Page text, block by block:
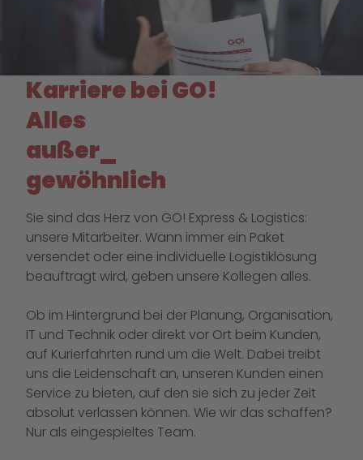
Karriere bei GO!
Alles
außer_
gewöhnlich
Sie sind das Herz von GO! Express & Logistics:
unsere Mitarbeiter. Wann immer ein Paket
versendet oder eine individuelle Logistiklösung
beauftragt wird, geben unsere Kollegen alles.
Ob im Hintergrund bei der Planung, Organisation,
IT und Technik oder direkt vor Ort beim Kunden,
auf Kurierfahrten rund um die Welt. Dabei treibt
uns die Leidenschaft an, unseren Kunden einen
Service zu bieten, auf den sie sich zu jeder Zeit
absolut verlassen können. Wie wir das schaffen?
Nur als eingespieltes Team.